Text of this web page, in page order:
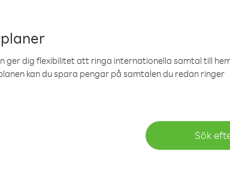
ger dig flexibilitet att ringa internationella samtal till
kan du spara pengar på samtalen du redan ringer
Sök